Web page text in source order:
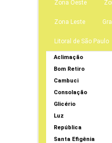
Zona Oeste
Zona Leste
Litoral de São Paulo
Aclimação
Bom Retiro
Cambuci
Consolação
Glicério
Luz
República
Santa Efigênia